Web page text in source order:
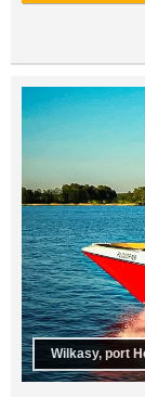
Wilkasy, port